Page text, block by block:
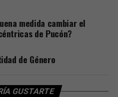
medida cambiar el
de Pucón?
de Género
GUSTARTE